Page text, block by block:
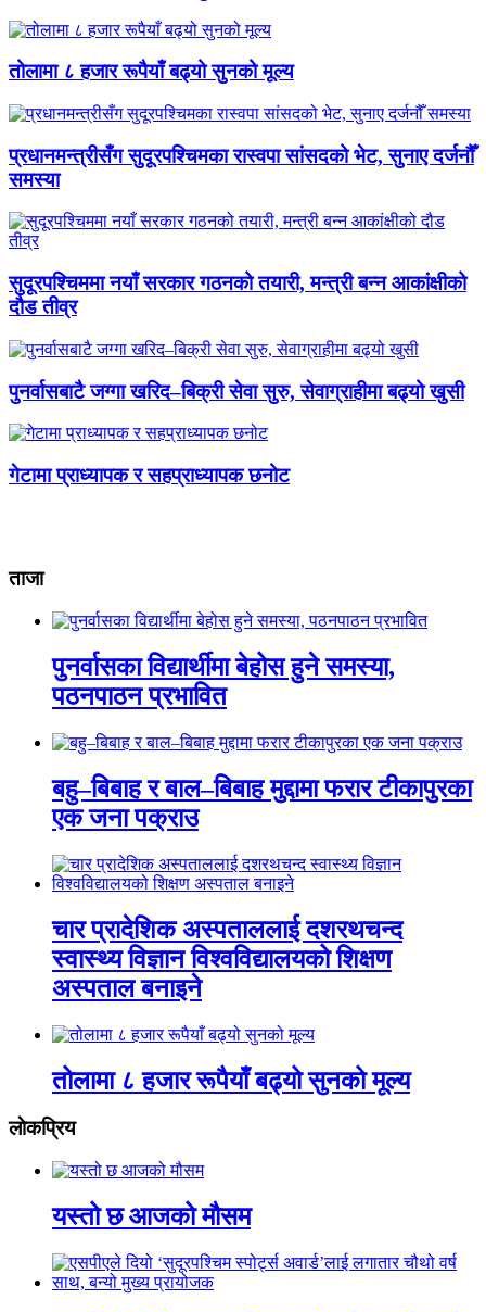
तोलामा ८ हजार रूपैयाँ बढ्यो सुनको मूल्य
प्रधानमन्त्रीसँग सुदूरपश्चिमका रास्वपा सांसदको भेट, सुनाए दर्जनौँ
समस्या
सुदूरपश्चिममा नयाँ सरकार गठनको तयारी, मन्त्री बन्न आकांक्षीको
दौड तीव्र
पुनर्वासबाटै जग्गा खरिद–बिक्री सेवा सुरु, सेवाग्राहीमा बढ्यो खुसी
गेटामा प्राध्यापक र सहप्राध्यापक छनोट
ताजा
पुनर्वासका विद्यार्थीमा बेहोस हुने समस्या,
पठनपाठन प्रभावित
बहु–बिबाह र बाल–बिबाह मुद्दामा फरार टीकापुरका
एक जना पक्राउ
चार प्रादेशिक अस्पताललाई दशरथचन्द
स्वास्थ्य विज्ञान विश्वविद्यालयको शिक्षण
अस्पताल बनाइने
तोलामा ८ हजार रूपैयाँ बढ्यो सुनको मूल्य
लाेकप्रिय
यस्तो छ आजको मौसम